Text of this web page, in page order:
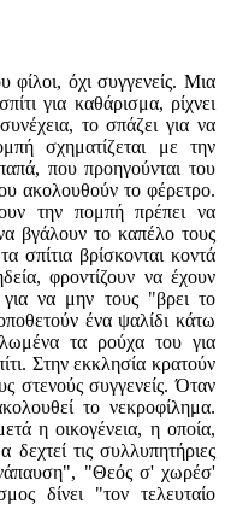
φίλοι, όχι συγγενείς. Μια
για καθάρισμα, ρίχνει
το σπάζει για να
σχηματίζεται με την
που προηγούνται του
ακολουθούν το φέρετρο.
την πομπή πρέπει να
βγάλουν το καπέλο τους
σπίτια βρίσκονται κοντά
φροντίζουν να έχουν
για να μην τους "βρει το
ένα ψαλίδι κάτω
τα ρούχα του για
Στην εκκλησία κρατούν
στενούς συγγενείς. Όταν
το νεκροφίλημα.
η οικογένεια, η οποία,
τις συλλυπητήριες
"Θεός σ' χωρέσ'
δίνει "τον τελευταίο